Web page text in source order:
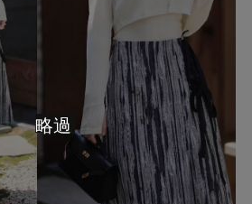
略過